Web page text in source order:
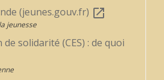
(jeunes.gouv.fr) open_in_new
jeunesse
solidarité (CES) : de quoi